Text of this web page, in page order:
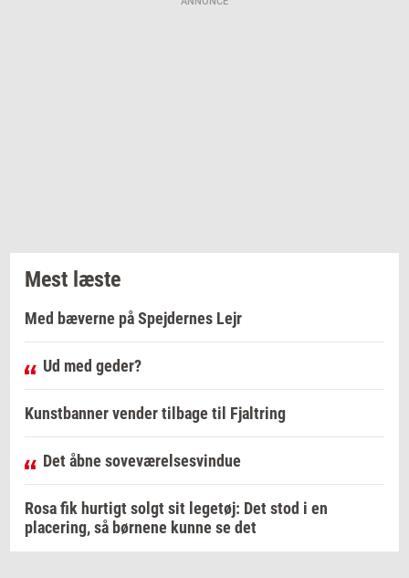
Mest læste
Med bæverne på Spejdernes Lejr
Ud med geder?
Kunstbanner vender tilbage til Fjaltring
Det åbne soveværelsesvindue
Rosa fik hurtigt solgt sit legetøj: Det stod i en
placering, så børnene kunne se det